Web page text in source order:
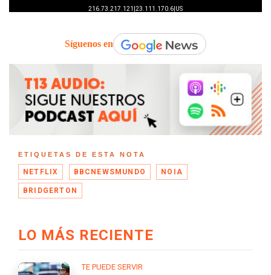
Síguenos en
ETIQUETAS DE ESTA NOTA
NETFLIX BBCNEWSMUNDO NOIA
BRIDGERTON
LO MÁS RECIENTE
TE PUEDE SERVIR